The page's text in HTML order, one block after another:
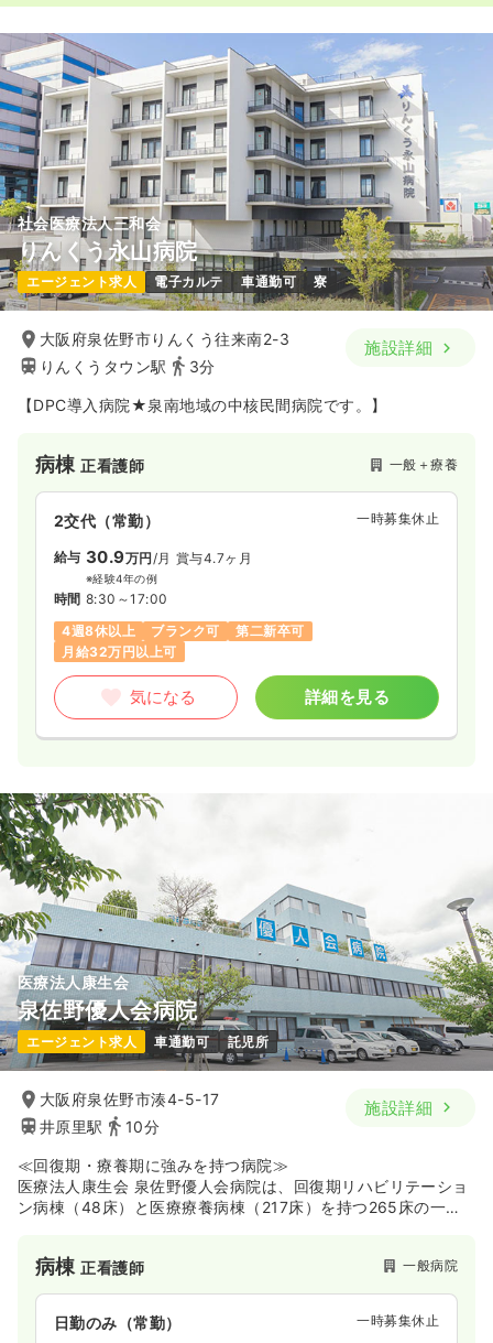
社会医療法人三和会
りんくう永山病院
エージェント求人 電子カルテ 車通勤可 寮
大阪府泉佐野市りんくう往来南2-3
りんくうタウン駅
3分
施設詳細
【DPC導入病院★泉南地域の中核民間病院です。】
病棟正看護師 一般＋療養
2交代（常勤） 一時募集休止
給与 30.9万円/月 賞与4.7ヶ月
※経験4年の例
時間 8:30～17:00
4週8休以上
ブランク可
第二新卒可
月給32万円以上可
気になる 詳細を見る
医療法人康生会
泉佐野優人会病院
エージェント求人 車通勤可 託児所
大阪府泉佐野市湊4-5-17
井原里駅
10分
施設詳細
≪回復期・療養期に強みを持つ病院≫
医療法人康生会 泉佐野優人会病院は、回復期リハビリテーショ
ン病棟（48床）と医療療養病棟（217床）を持つ265床の一般
海本線「井原里駅」から徒歩10分とアクセスも良好で、車通勤
も可能です。福利厚生として職員食堂（管理栄養士監修）や福
利厚生サービス「福利厚生倶楽部」も完備しており、働くスタ
ッフの生活もサポートしています。
病棟正看護師 一般病院
日勤のみ（常勤） 一時募集休止